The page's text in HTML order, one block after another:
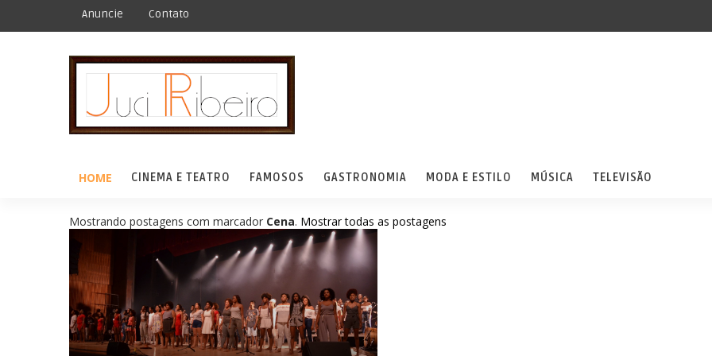
Anuncie Contato
HOME CINEMA E TEATRO FAMOSOS GASTRONOMIA MODA E ESTILO MÚSICA TELEVISÃO
Mostrando postagens com marcador Cena. Mostrar todas as postagens